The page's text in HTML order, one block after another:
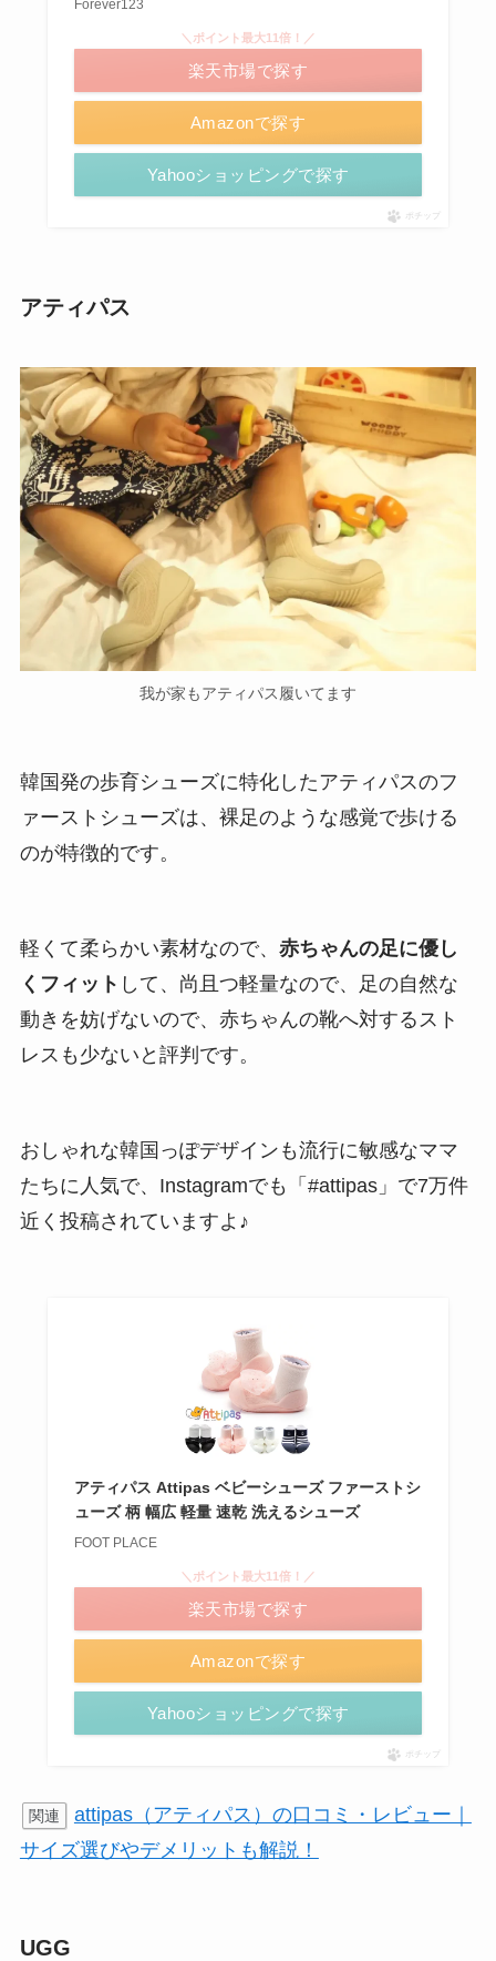
Forever123
Amazonで探す
＼ポイント最大11倍！／
楽天市場で探す
Yahooショッピングで探す
ポチップ
アティパス
我が家もアティパス履いてます
韓国発の歩育シューズに特化したアティパスのフ
ァーストシューズは、裸足のような感覚で歩ける
のが特徴的です。
軽くて柔らかい素材なので、 赤ちゃんの足に優し
くフィット して、尚且つ軽量なので、足の自然な
動きを妨げないので、赤ちゃんの靴へ対するスト
レスも少ないと評判です。
おしゃれな韓国っぽデザインも流行に敏感なママ
たちに人気で、Instagramでも「#attipas」で7万件
近く投稿されていますよ♪
アティパス Attipas ベビーシューズ ファーストシ
ューズ 柄 幅広 軽量 速乾 洗えるシューズ
FOOT PLACE
Amazonで探す
＼ポイント最大11倍！／
楽天市場で探す
Yahooショッピングで探す
ポチップ
関連
attipas（アティパス）の口コミ・レビュー｜
サイズ選びやデメリットも解説！
UGG